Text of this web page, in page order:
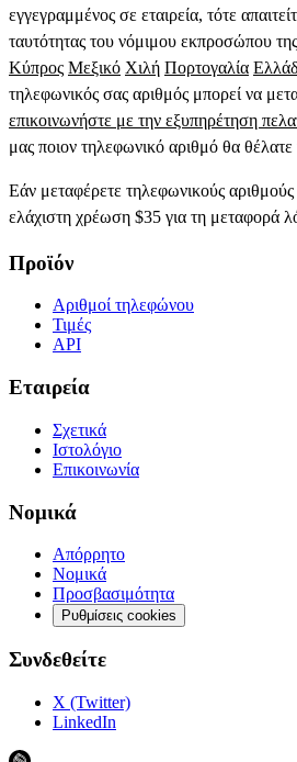
εγγεγραμμένος σε εταιρεία, τότε
ταυτότητας του νόμιμου εκπροσώπου της
Κύπρος Μεξικό Χιλή Πορτογαλία
τηλεφωνικός σας αριθμός μπορεί να
επικοινωνήστε με την εξυπηρέτηση
μας ποιον τηλεφωνικό αριθμό θα
Εάν μεταφέρετε τηλεφωνικούς
ελάχιστη χρέωση $35 για τη μεταφορά
Προϊόν
Αριθμοί τηλεφώνου
Τιμές
API
Εταιρεία
Σχετικά
Ιστολόγιο
Επικοινωνία
Νομικά
Απόρρητο
Νομικά
Προσβασιμότητα
Ρυθμίσεις cookies
Συνδεθείτε
X (Twitter)
LinkedIn